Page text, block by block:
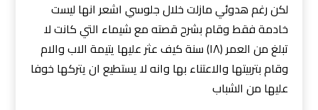
لكن رغم هدوئي مازلت خلال جلوسي اشعر انها ليست
خادمة فقط وقام بشرح قصته مع شيماء التي كانت لا
تبلغ من العمر (١٨) سنة كيف عثر عليها يتيمة الاب والام
وقام بتربيتها والاعتناء بها وانه لا يستطيع ان يتركها خوفا
عليها من الشباب